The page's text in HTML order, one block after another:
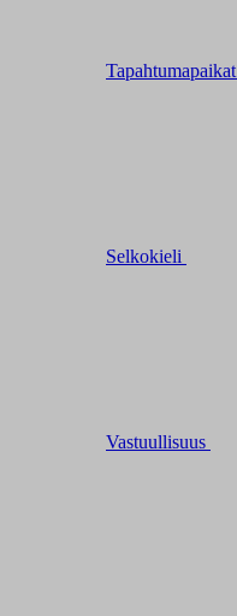
Tapahtumapaikat
Selkokieli
Vastuullisuus